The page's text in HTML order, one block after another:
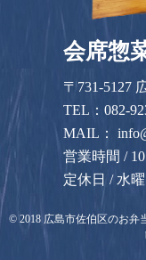
会席惣
〒731-5127
TEL：082-
MAIL：
営業時間 /
定休日 / 水曜
© 2018 広島市佐伯区のお弁